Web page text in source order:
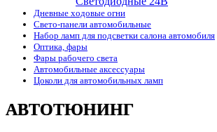
Дневные ходовые огни
Свето-панели автомобильные
Набор ламп для подсветки салона автомобиля
Оптика, фары
Фары рабочего света
Автомобильные аксессуары
Цоколи для автомобильных ламп
АВТОТЮНИНГ